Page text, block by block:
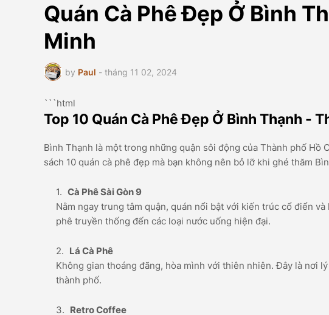
Quán Cà Phê Đẹp Ở Bình
Minh
by Paul - tháng 11 02, 2024
```html
Top 10 Quán Cà Phê Đẹp Ở Bình Thạnh -
Bình Thạnh là một trong những quận sôi động của Thành phố Hồ
sách 10 quán cà phê đẹp mà bạn không nên bỏ lỡ khi ghé thăm
Cà Phê Sài Gòn 9
Nằm ngay trung tâm quận, quán nổi bật với kiến trúc cổ điển
phê truyền thống đến các loại nước uống hiện đại.
Lá Cà Phê
Không gian thoáng đãng, hòa mình với thiên nhiên. Đây là nơi
thành phố.
Retro Coffee